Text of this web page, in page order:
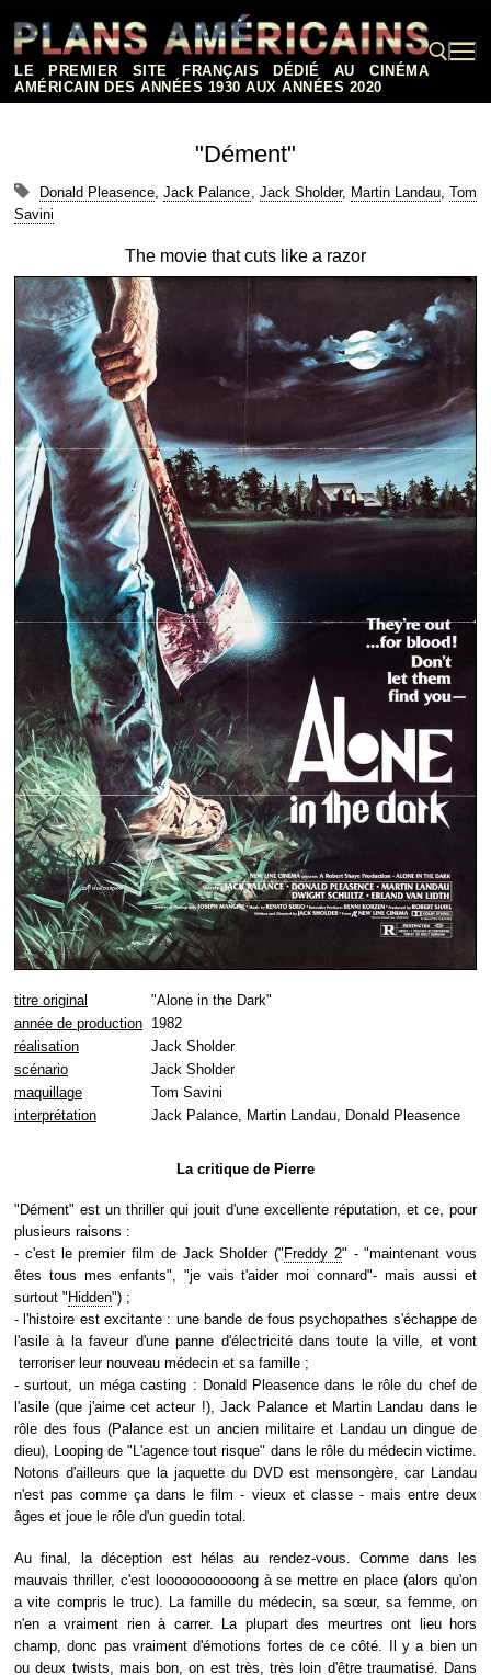
contenu
LE PREMIER SITE FRANÇAIS DÉDIÉ AU CINÉMA
AMÉRICAIN DES ANNÉES 1930 AUX ANNÉES 2020
"Dément"
Donald Pleasence,Jack Palance, Jack Sholder, Martin Landau,Tom
Savini
The movie that cuts like a razor
titre original
"Alone in the Dark"
année de production 1982
réalisation
Jack Sholder
scénario
Jack Sholder
maquillage
Tom Savini
interprétation
Jack Palance, Martin Landau, Donald Pleasence
La critique de Pierre
"Dément" est un thriller qui jouit d'une excellente réputation, et ce, pour
plusieurs raisons :
- c'est le premier film de Jack Sholder ("Freddy 2" - "maintenant vous
êtes tous mes enfants", "je vais t'aider moi connard"- mais aussi et
surtout "Hidden") ;
- l'histoire est excitante : une bande de fous psychopathes s'échappe de
l'asile à la faveur d'une panne d'électricité dans toute la ville, et vont
terroriser leur nouveau médecin et sa famille ;
- surtout, un méga casting : Donald Pleasence dans le rôle du chef de
l'asile (que j'aime cet acteur !), Jack Palance et Martin Landau dans le
rôle des fous (Palance est un ancien militaire et Landau un dingue de
dieu), Looping de "L'agence tout risque" dans le rôle du médecin victime.
Notons d'ailleurs que la jaquette du DVD est mensongère, car Landau
n'est pas comme ça dans le film - vieux et classe - mais entre deux
âges et joue le rôle d'un guedin total.
Au final, la déception est hélas au rendez-vous. Comme dans les
mauvais thriller, c'est looooooooooong à se mettre en place (alors qu'on
a vite compris le truc). La famille du médecin, sa sœur, sa femme, on
n'en a vraiment rien à carrer. La plupart des meurtres ont lieu hors
champ, donc pas vraiment d'émotions fortes de ce côté. Il y a bien un
ou deux twists, mais bon, on est très, très loin d'être traumatisé. Dans